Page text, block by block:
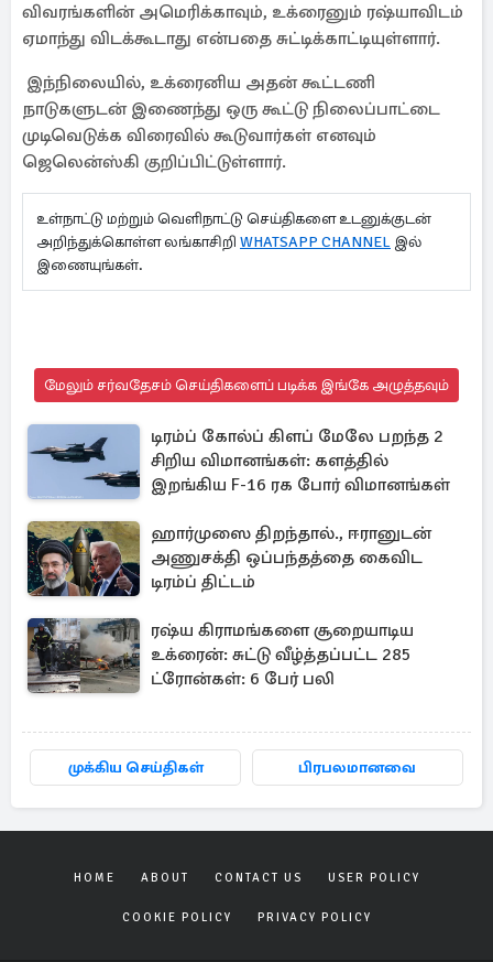
விவரங்களின் அமெரிக்காவும், உக்ரைனும் ரஷ்யாவிடம்
ஏமாந்து விடக்கூடாது என்பதை சுட்டிக்காட்டியுள்ளார்.
இந்நிலையில், உக்ரைனிய அதன் கூட்டணி
நாடுகளுடன் இணைந்து ஒரு கூட்டு நிலைப்பாட்டை
முடிவெடுக்க விரைவில் கூடுவார்கள் எனவும்
ஜெலென்ஸ்கி குறிப்பிட்டுள்ளார்.
உள்நாட்டு மற்றும் வெளிநாட்டு செய்திகளை உடனுக்குடன்
அறிந்துக்கொள்ள லங்காசிறி WHATSAPP CHANNEL இல்
இணையுங்கள்.
மேலும் சர்வதேசம் செய்திகளைப் படிக்க இங்கே அழுத்தவும்
டிரம்ப் கோல்ப் கிளப் மேலே பறந்த 2
சிறிய விமானங்கள்: களத்தில்
இறங்கிய F-16 ரக போர் விமானங்கள்
ஹார்முஸை திறந்தால்., ஈரானுடன்
அணுசக்தி ஒப்பந்தத்தை கைவிட
டிரம்ப் திட்டம்
ரஷ்ய கிராமங்களை சூறையாடிய
உக்ரைன்: சுட்டு வீழ்த்தப்பட்ட 285
ட்ரோன்கள்: 6 பேர் பலி
முக்கிய செய்திகள் பிரபலமானவை
HOME ABOUT CONTACT US USER POLICY
COOKIE POLICY PRIVACY POLICY